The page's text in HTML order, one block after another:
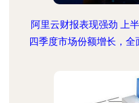
阿里云财报表现强劲 上
四季度市场份额增长，